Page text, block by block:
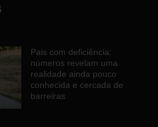
Pais com deficiência:
números revelam uma
realidade ainda pouco
conhecida e cercada de
barreiras